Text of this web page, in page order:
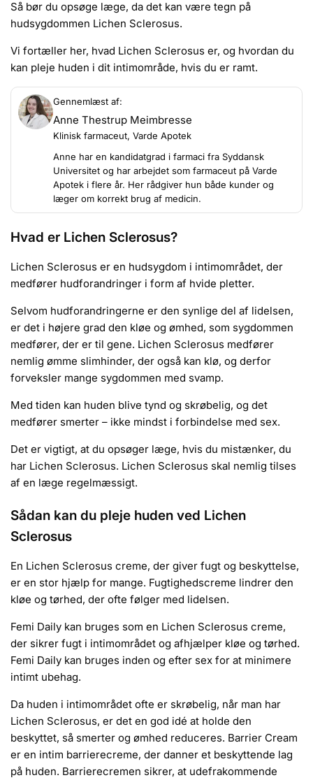
Så bør du opsøge læge, da det kan være tegn på
hudsygdommen Lichen Sclerosus.
Vi fortæller her, hvad Lichen Sclerosus er, og hvordan du
kan pleje huden i dit intimområde, hvis du er ramt.
Gennemlæst af:
Anne Thestrup Meimbresse
Klinisk farmaceut, Varde Apotek
Anne har en kandidatgrad i farmaci fra Syddansk
Universitet og har arbejdet som farmaceut på Varde
Apotek i flere år. Her rådgiver hun både kunder og
læger om korrekt brug af medicin.
Hvad er Lichen Sclerosus?
Lichen Sclerosus er en hudsygdom i intimområdet, der
medfører hudforandringer i form af hvide pletter.
Selvom hudforandringerne er den synlige del af lidelsen,
er det i højere grad den kløe og ømhed, som sygdommen
medfører, der er til gene. Lichen Sclerosus medfører
nemlig ømme slimhinder, der også kan klø, og derfor
forveksler mange sygdommen med svamp.
Med tiden kan huden blive tynd og skrøbelig, og det
medfører smerter – ikke mindst i forbindelse med sex.
Det er vigtigt, at du opsøger læge, hvis du mistænker, du
har Lichen Sclerosus. Lichen Sclerosus skal nemlig tilses
af en læge regelmæssigt.
Sådan kan du pleje huden ved Lichen
Sclerosus
En Lichen Sclerosus creme, der giver fugt og beskyttelse,
er en stor hjælp for mange. Fugtighedscreme lindrer den
kløe og tørhed, der ofte følger med lidelsen.
Femi Daily kan bruges som en Lichen Sclerosus creme,
der sikrer fugt i intimområdet og afhjælper kløe og tørhed.
Femi Daily kan bruges inden og efter sex for at minimere
intimt ubehag.
Da huden i intimområdet ofte er skrøbelig, når man har
Lichen Sclerosus, er det en god idé at holde den
beskyttet, så smerter og ømhed reduceres. Barrier Cream
er en intim barrierecreme, der danner et beskyttende lag
på huden. Barrierecremen sikrer, at udefrakommende